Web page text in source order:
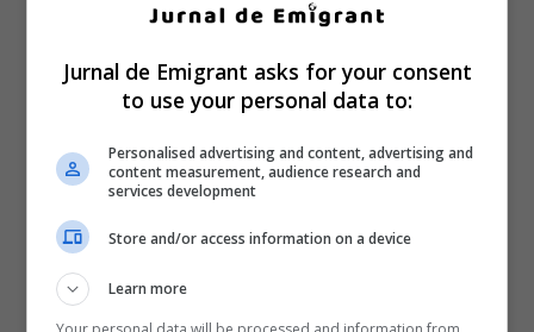
Jurnal de Emigrant asks for your consent
to use your personal data to:
Personalised advertising and content, advertising and
content measurement, audience research and
services development
Store and/or access information on a device
Learn more